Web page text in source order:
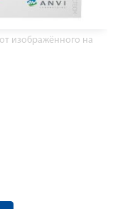
изображённого на